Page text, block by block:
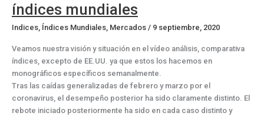
índices mundiales
Indices, Índices Mundiales, Mercados / 9 septiembre, 2020
Veamos nuestra visión y situación en el vídeo análisis, comparativa
índices, excepto de EE.UU. ya que estos los hacemos en
monográficos específicos semanalmente.
Tras las caídas generalizadas de febrero y marzo por el
coronavirus, el desempeño posterior ha sido claramente distinto. El
rebote iniciado posteriormente ha sido en cada caso distinto y